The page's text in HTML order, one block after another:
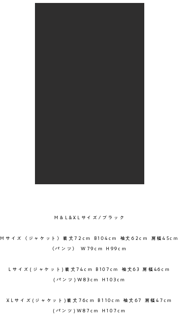
M＆L&XLサイズ/ブラック
Mサイズ（ジャケット）着丈72cm B104cm 袖丈62cm 肩幅45cm
（パンツ） W79cm H99cm
Lサイズ(ジャケット)着丈74cm B107cm 袖丈63 肩幅46cm
(パンツ)W83cm H103cm
XLサイズ (ジャケット)着丈76cm B110cm 袖丈67 肩幅47cm
(パンツ)W87cm H107cm